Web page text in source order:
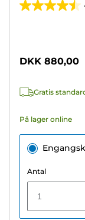
4.5
stjerner.
anmeldelser
DKK 880,00
Gratis
På lager online
Antal
1